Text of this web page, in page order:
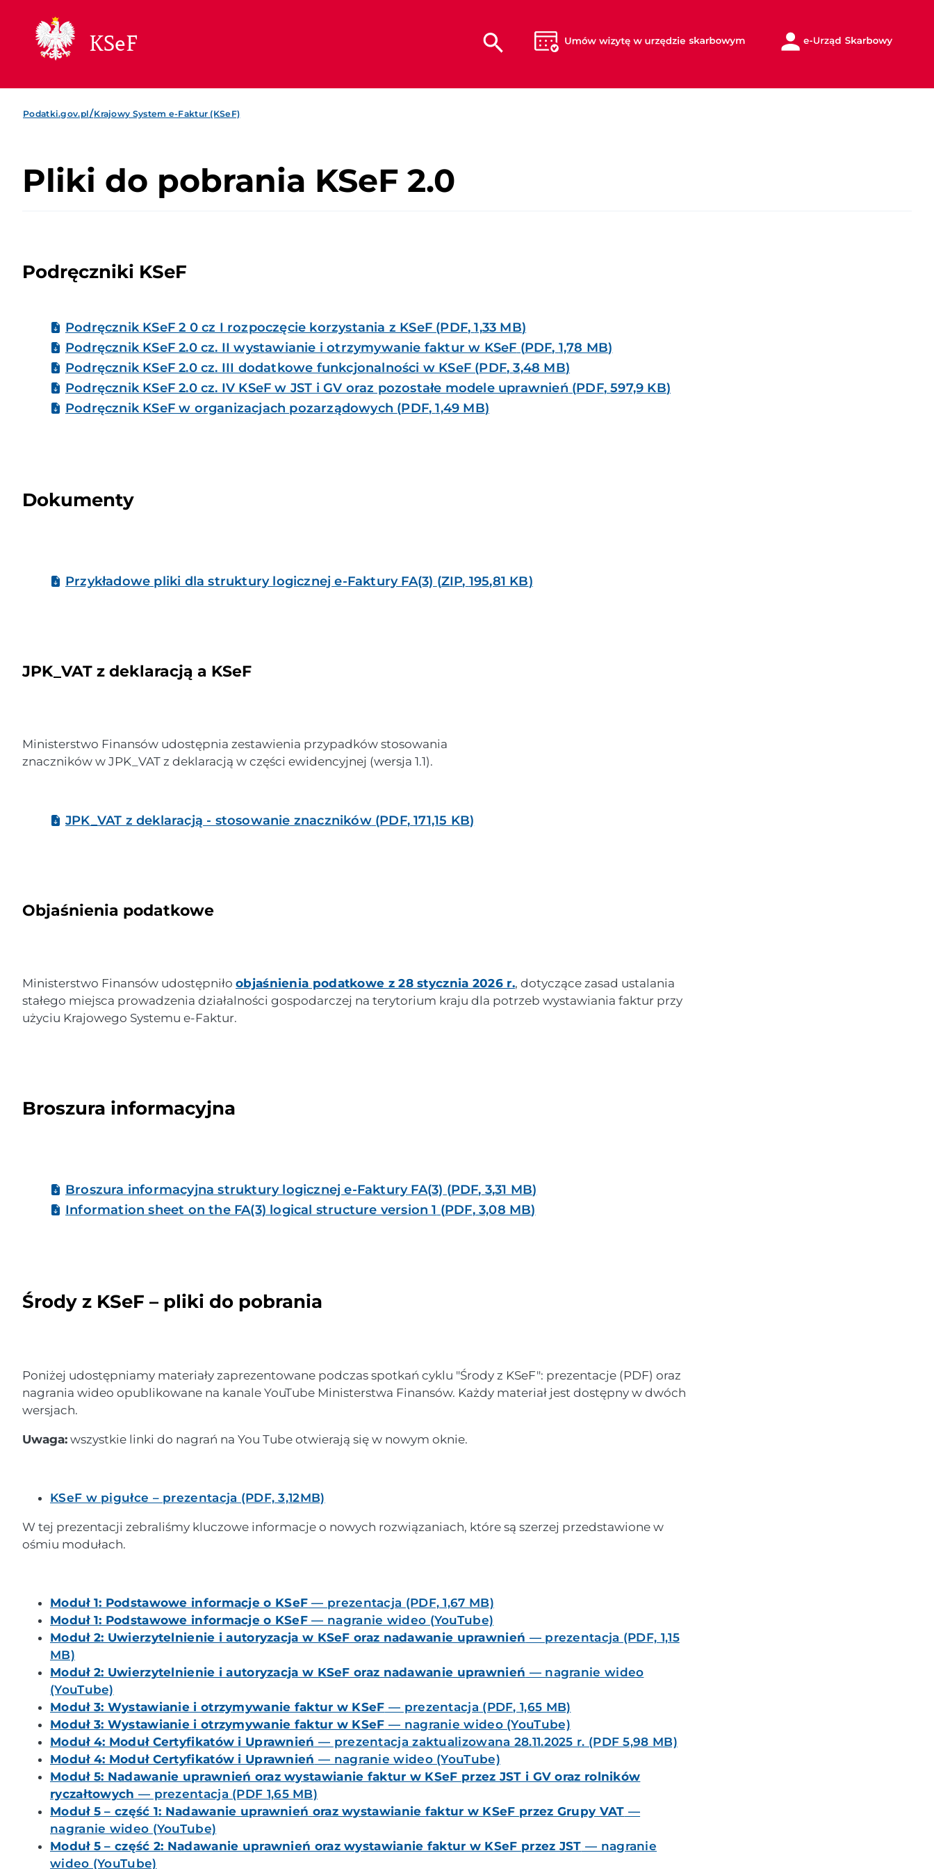
KSeF
Podatki.gov.pl/Krajowy System e-Faktur (KSeF)
Pliki do pobrania KSeF 2.0
Podręczniki KSeF
Podręcznik KSeF 2 0 cz I rozpoczęcie korzystania z KSeF (PDF, 1,33 MB)
Podręcznik KSeF 2.0 cz. II wystawianie i otrzymywanie faktur w KSeF (PDF, 1,78 MB)
Podręcznik KSeF 2.0 cz. III dodatkowe funkcjonalności w KSeF (PDF, 3,48 MB)
Podręcznik KSeF 2.0 cz. IV KSeF w JST i GV oraz pozostałe modele uprawnień (PDF, 597,9 KB)
Podręcznik KSeF w organizacjach pozarządowych (PDF, 1,49 MB)
Dokumenty
Przykładowe pliki dla struktury logicznej e-Faktury FA(3) (ZIP, 195,81 KB)
JPK_VAT z deklaracją a KSeF
Ministerstwo Finansów udostępnia zestawienia przypadków stosowania
znaczników w JPK_VAT z deklaracją w części ewidencyjnej (wersja 1.1).
JPK_VAT z deklaracją - stosowanie znaczników(PDF, 171,15 KB)
Objaśnienia podatkowe
Ministerstwo Finansów udostępniło objaśnienia podatkowe z 28 stycznia 2026 r., dotyczące zasad ustalania
stałego miejsca prowadzenia działalności gospodarczej na terytorium kraju dla potrzeb wystawiania faktur przy
użyciu Krajowego Systemu e-Faktur.
Broszura informacyjna
Broszura informacyjna struktury logicznej e-Faktury FA(3) (PDF, 3,31 MB)
Information sheet on the FA(3) logical structure version 1 (PDF, 3,08 MB)
Środy z KSeF – pliki do pobrania
Poniżej udostępniamy materiały zaprezentowane podczas spotkań cyklu "Środy z KSeF": prezentacje (PDF) oraz
nagrania wideo opublikowane na kanale YouTube Ministerstwa Finansów. Każdy materiał jest dostępny w dwóch
wersjach.
Uwaga: wszystkie linki do nagrań na You Tube otwierają się w nowym oknie.
KSeF w pigułce – prezentacja (PDF, 3,12MB)
W tej prezentacji zebraliśmy kluczowe informacje o nowych rozwiązaniach, które są szerzej przedstawione w
ośmiu modułach.
Moduł 1: Podstawowe informacje o KSeF — prezentacja (PDF, 1,67 MB)
Moduł 1: Podstawowe informacje o KSeF — nagranie wideo (YouTube)
Moduł 2: Uwierzytelnienie i autoryzacja w KSeF oraz nadawanie uprawnień — prezentacja (PDF, 1,15
MB)
Moduł 2: Uwierzytelnienie i autoryzacja w KSeF oraz nadawanie uprawnień — nagranie wideo
(YouTube)
Moduł 3: Wystawianie i otrzymywanie faktur w KSeF — prezentacja (PDF, 1,65 MB)
Moduł 3: Wystawianie i otrzymywanie faktur w KSeF — nagranie wideo (YouTube)
Moduł 4: Moduł Certyfikatów i Uprawnień — prezentacja zaktualizowana 28.11.2025 r. (PDF 5,98 MB)
Moduł 4: Moduł Certyfikatów i Uprawnień — nagranie wideo (YouTube)
Moduł 5: Nadawanie uprawnień oraz wystawianie faktur w KSeF przez JST i GV oraz rolników
ryczałtowych — prezentacja (PDF 1,65 MB)
Moduł 5 – część 1: Nadawanie uprawnień oraz wystawianie faktur w KSeF przez Grupy VAT —
nagranie wideo (YouTube)
Moduł 5 – część 2: Nadawanie uprawnień oraz wystawianie faktur w KSeF przez JST — nagranie
wideo (YouTube)